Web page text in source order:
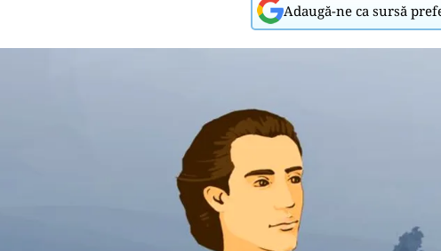
Adaugă-ne ca sursă